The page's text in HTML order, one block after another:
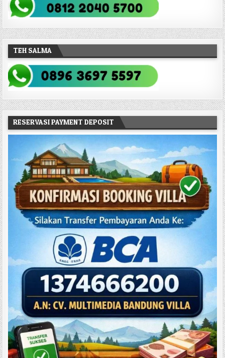
TEH SALMA
RESERVASI PAYMENT DEPOSIT